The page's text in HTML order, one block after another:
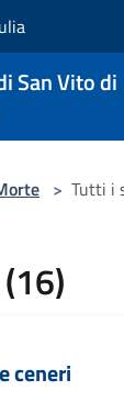
San Vito di
> Tutti i
ceneri